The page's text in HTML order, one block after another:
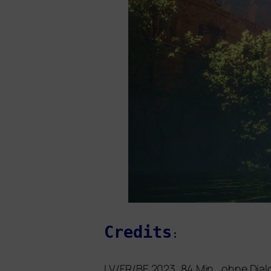
Credits :